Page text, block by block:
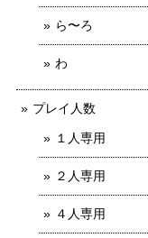
ら〜ろ
わ
プレイ人数
１人専用
２人専用
４人専用